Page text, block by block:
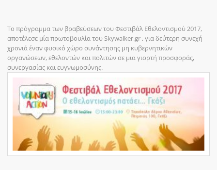
Το πρόγραμμα των βραβεύσεων του Φεστιβάλ Εθελοντισμού 2017,
αποτέλεσε μία πρωτοβουλία του Skywalker.gr , για δεύτερη συνεχή
χρονιά έναν φυσικό χώρο συνάντησης μη κυβερνητικών
οργανώσεων, εθελοντών και πολιτών σε μια γιορτή προσφοράς,
συνεργασίας και ευγνωμοσύνης.